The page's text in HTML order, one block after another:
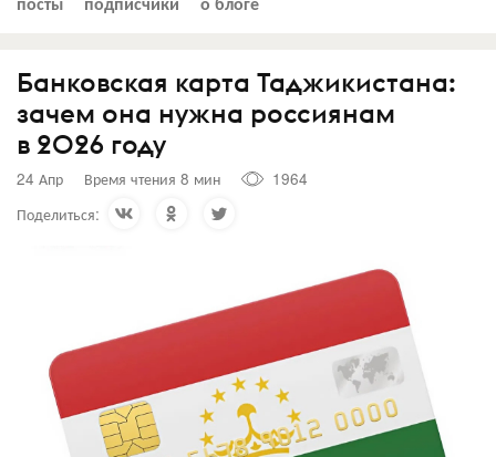
Банковская карта Таджикистана:
зачем она нужна россиянам
в 2026 году
24 Апр Время чтения 8 мин
1964
Поделиться: